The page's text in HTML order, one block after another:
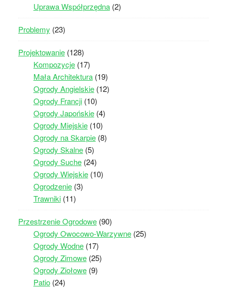
Uprawa Współprzędna(2)
Problemy (23)
Projektowanie(128)
Kompozycje(17)
Mała Architektura(19)
Ogrody Angielskie(12)
Ogrody Francji(10)
Ogrody Japońskie(4)
Ogrody Miejskie(10)
Ogrody na Skarpie(8)
Ogrody Skalne(5)
Ogrody Suche(24)
Ogrody Wiejskie(10)
Ogrodzenie(3)
Trawniki(11)
Przestrzenie Ogrodowe(90)
Ogrody Owocowo-Warzywne(25)
Ogrody Wodne(17)
Ogrody Zimowe(25)
Ogrody Ziołowe(9)
Patio(24)